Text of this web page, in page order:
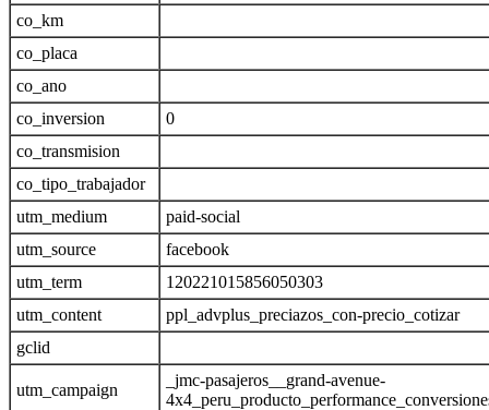
co_km
co_placa
co_ano
co_inversion
0
co_transmision
co_tipo_trabajador
utm_medium
paid-social
utm_source
facebook
utm_term
120221015856050303
utm_content
ppl_advplus_preciazos_con-precio_cotizar
gclid
utm_campaign
_jmc-pasajeros__grand-avenue-